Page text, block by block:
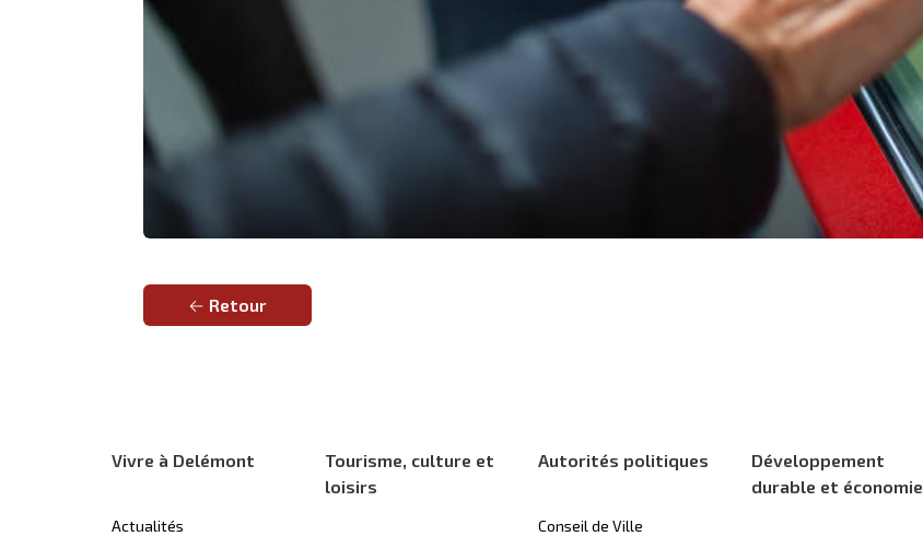
Retour
Vivre à Delémont
Actualités
Tourisme, culture et
loisirs
Autorités politiques
Conseil de Ville
Développement
durable et économie